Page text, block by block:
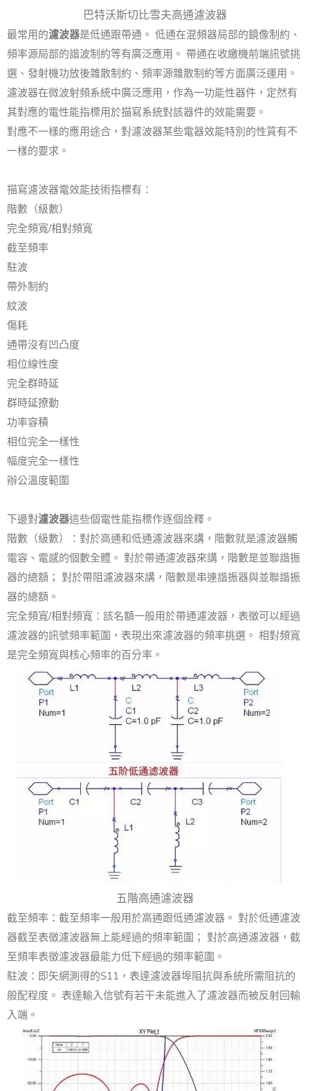
巴特沃斯切比雪夫高通濾波器
最常用的濾波器是低通跟帶通。 低通在混頻器局部的鏡像制約、
頻率源局部的諧波制約等有廣泛應用。 帶通在收繳機前端訊號挑
選、發射機功放後雜散制約、頻率源雜散制約等方面廣泛運用。
濾波器在微波射頻系統中廣泛應用，作為一功能性器件，定然有
其對應的電性能指標用於描寫系統對該器件的效能需要。
對應不一樣的應用途合，對濾波器某些電器效能特別的性質有不
一樣的要求。
描寫濾波器電效能技術指標有：
階數（級數）
完全頻寬/相對頻寬
截至頻率
駐波
帶外制約
紋波
傷耗
通帶沒有凹凸度
相位線性度
完全群時延
群時延撩動
功率容積
相位完全一樣性
幅度完全一樣性
辦公溫度範圍
下邊對濾波器這些個電性能指標作逐個詮釋。
階數（級數）：對於高通和低通濾波器來講，階數就是濾波器觸
電容、電感的個數全體。 對於帶通濾波器來講，階數是並聯諧振
器的總額； 對於帶阻濾波器來講，階數是串連諧振器與並聯諧振
器的總額。
完全頻寬/相對頻寬：該名額一般用於帶通濾波器，表徵可以經過
濾波器的訊號頻率範圍，表現出來濾波器的頻率挑選。 相對頻寬
是完全頻寬與核心頻率的百分率。
五階高通濾波器
截至頻率：截至頻率一般用於高通跟低通濾波器。 對於低通濾波
器截至表徵濾波器無上能經過的頻率範圍； 對於高通濾波器，截
至頻率表徵濾波器最能力低下經過的頻率範圍。
駐波：即矢網測得的S11，表達濾波器埠阻抗與系統所需阻抗的
般配程度。 表達輸入信號有若干未能進入了濾波器而被反射回輸
入端。